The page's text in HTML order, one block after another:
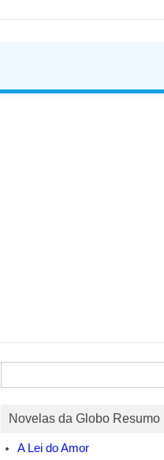
por:
Novelas da Globo Resumo
A Lei do Amor